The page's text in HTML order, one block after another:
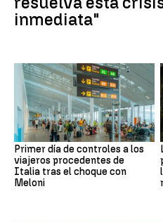
inmediata"
Primer día de controles a los
viajeros procedentes de
Italia tras el choque con
Meloni